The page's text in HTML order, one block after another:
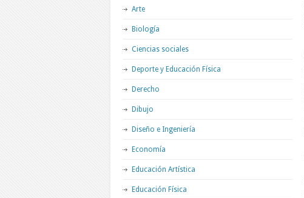
Arte
Biología
Ciencias sociales
Deporte y Educación Física
Derecho
Dibujo
Diseño e Ingeniería
Economía
Educación Artística
Educación Física